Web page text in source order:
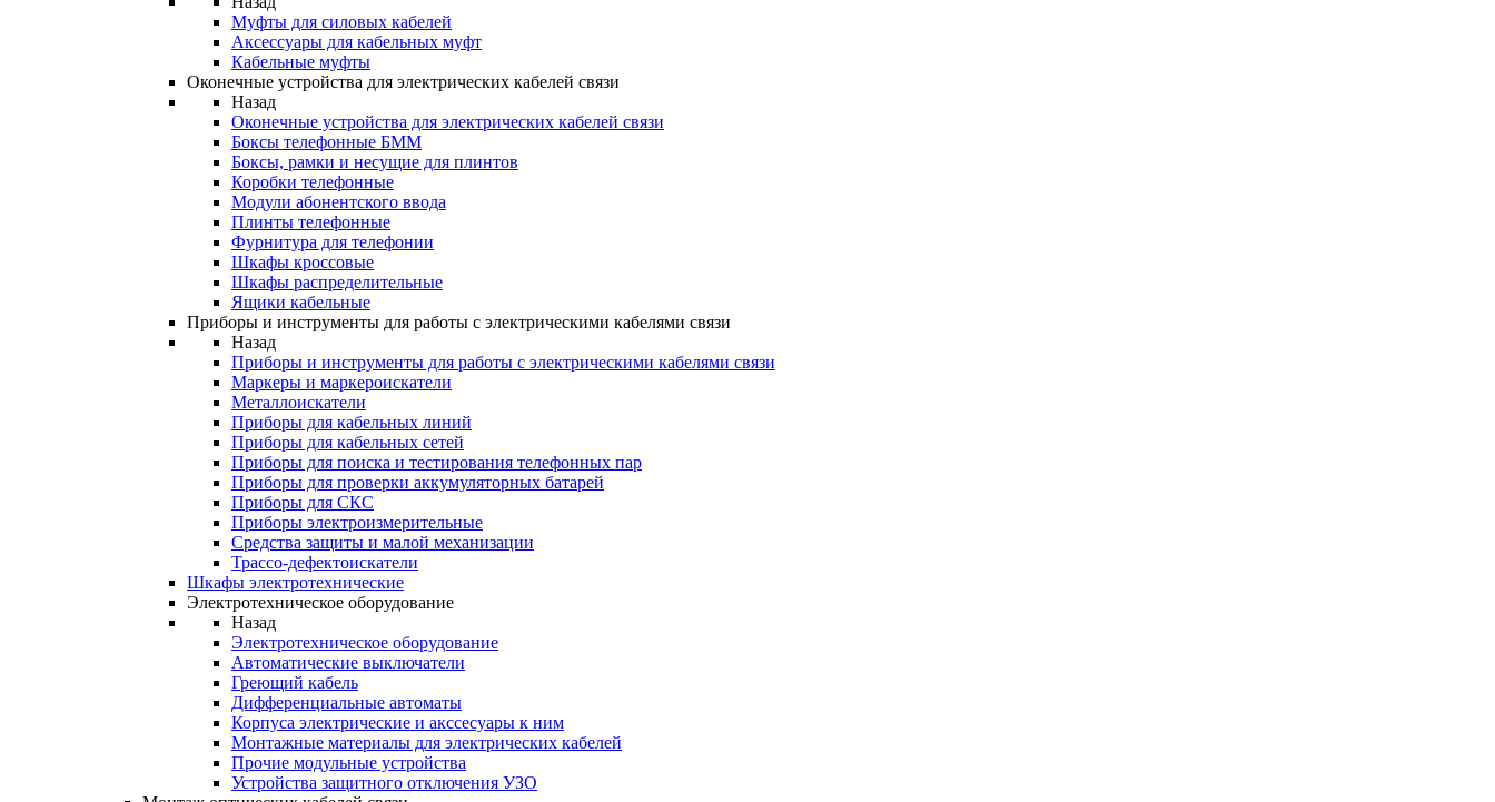
Муфты для силовых кабелей
Аксессуары для кабельных муфт
Кабельные муфты
Оконечные устройства для электрических кабелей связи
Назад
Оконечные устройства для электрических кабелей связи
Боксы телефонные БММ
Боксы, рамки и несущие для плинтов
Коробки телефонные
Модули абонентского ввода
Плинты телефонные
Фурнитура для телефонии
Шкафы кроссовые
Шкафы распределительные
Ящики кабельные
Приборы и инструменты для работы с электрическими кабелями связи
Назад
Приборы и инструменты для работы с электрическими кабелями связи
Маркеры и маркероискатели
Металлоискатели
Приборы для кабельных линий
Приборы для кабельных сетей
Приборы для поиска и тестирования телефонных пар
Приборы для проверки аккумуляторных батарей
Приборы для СКС
Приборы электроизмерительные
Средства защиты и малой механизации
Трассо-дефектоискатели
Шкафы электротехнические
Электротехническое оборудование
Назад
Электротехническое оборудование
Автоматические выключатели
Греющий кабель
Дифференциальные автоматы
Корпуса электрические и акссесуары к ним
Монтажные материалы для электрических кабелей
Прочие модульные устройства
Устройства защитного отключения УЗО